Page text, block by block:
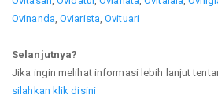
Ovinanda ,Oviarista ,Ovituari
Selanjutnya?
Jika ingin melihat informasi lebih lanjut
silahkan klik disini